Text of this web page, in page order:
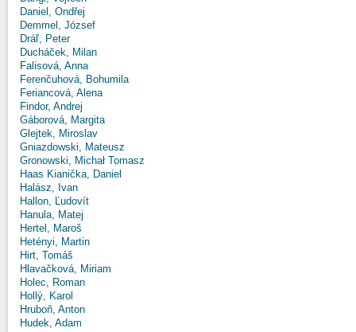
Daniel, Ondřej
Demmel, József
Dráľ, Peter
Ducháček, Milan
Falisová, Anna
Ferenčuhová, Bohumila
Feriancová, Alena
Findor, Andrej
Gáborová, Margita
Glejtek, Miroslav
Gniazdowski, Mateusz
Gronowski, Michał Tomasz
Haas Kianička, Daniel
Halász, Ivan
Hallon, Ľudovít
Hanula, Matej
Hertel, Maroš
Hetényi, Martin
Hirt, Tomáš
Hlavačková, Miriam
Holec, Roman
Hollý, Karol
Hruboň, Anton
Hudek, Adam